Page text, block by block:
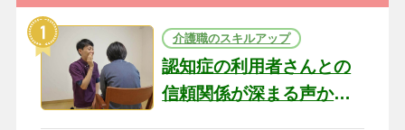
介護職のスキルアップ
認知症の利用者さんとの
信頼関係が深まる声かけ